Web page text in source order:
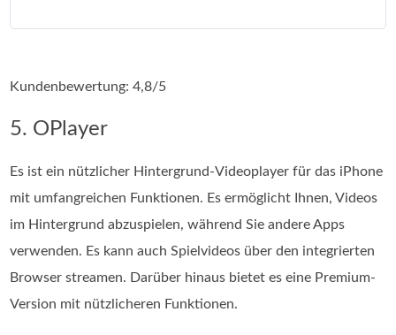
Kundenbewertung: 4,8/5
5. OPlayer
Es ist ein nützlicher Hintergrund-Videoplayer für das iPhone
mit umfangreichen Funktionen. Es ermöglicht Ihnen, Videos
im Hintergrund abzuspielen, während Sie andere Apps
verwenden. Es kann auch Spielvideos über den integrierten
Browser streamen. Darüber hinaus bietet es eine Premium-
Version mit nützlicheren Funktionen.